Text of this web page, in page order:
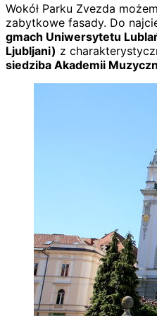
Wokół Parku Zvezda
zabytkowe fasady. Do
gmach Uniwersytetu
Ljubljani) z
siedziba Akademii